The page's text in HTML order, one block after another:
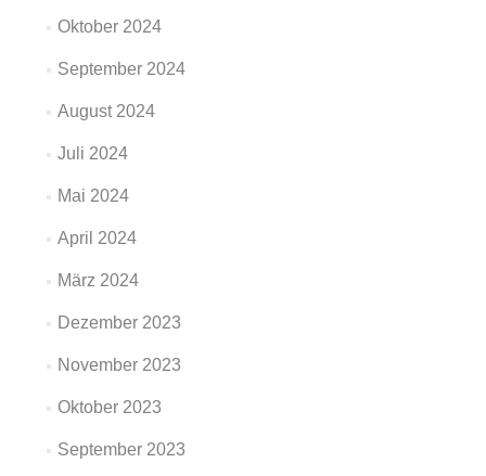
Oktober 2024
September 2024
August 2024
Juli 2024
Mai 2024
April 2024
März 2024
Dezember 2023
November 2023
Oktober 2023
September 2023